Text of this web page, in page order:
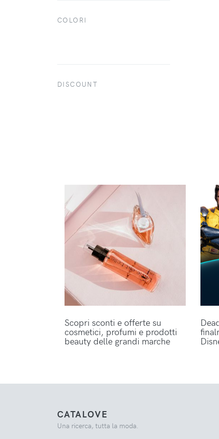
COLORI
DISCOUNT
Scopri sconti e offerte su
cosmetici, profumi e prodotti
beauty delle grandi marche
CATALOVE
Una ricerca, tutta la moda.